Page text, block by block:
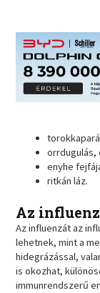
orrdugulás,
enyhe
ritkán láz.
Az
Az influenzát az
lehetnek, mint a
hidegrázással,
is okozhat,
immunrendszerű